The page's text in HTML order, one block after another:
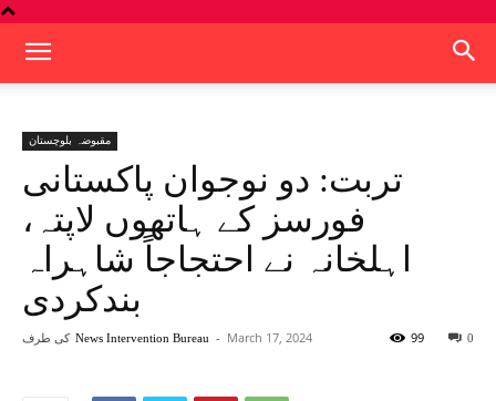
مقبوضہ بلوچستان
تربت: دو نوجوان پاکستانی
فورسز کے ہاتھوں لاپتہ،
اہلخانہ نے احتجاجاً شاہراہ
بندکردی
کی طرف News Intervention Bureau - March 17, 2024 0
99